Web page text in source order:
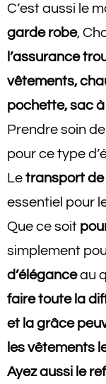
C’est aussi le
garde robe,
l’assurance
vêtements,
pochette, sac
Prendre soin de
pour ce type
Le transport de
essentiel pour
Que ce soit
simplement
d’éléganceau
faire toute la
et la grâce
les vêtements
Ayez aussi le